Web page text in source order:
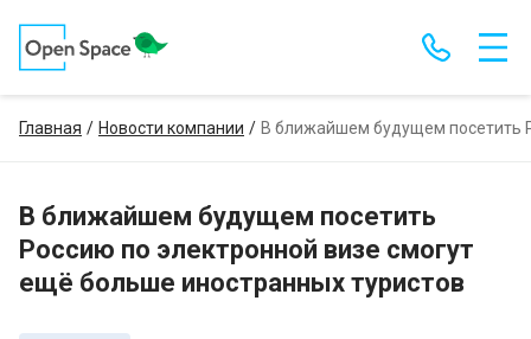
Главная Новости компании В ближайшем будущем посетить
В ближайшем будущем посетить
Россию по электронной визе смогут
ещё больше иностранных туристов